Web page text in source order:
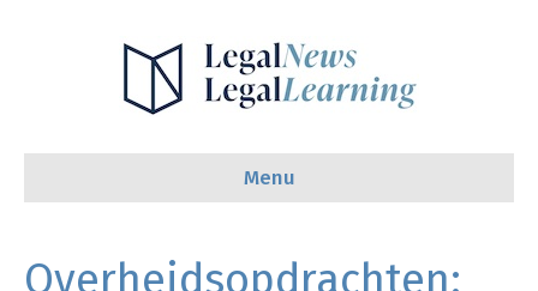
Menu
Overheidsopdrachten: